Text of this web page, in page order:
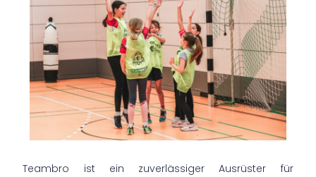
Teambro ist ein zuverlässiger Ausrüster für